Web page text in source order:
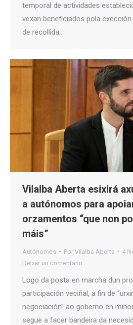
temporal de actividades
vexan beneficiados pola
de recollida…
Vilalba Aberta esixirá
a autónomos para
orzamentos “que non
máis”
Autónomos Por Vilalba Aberta
4
Deixar un comentario
Logo da posta en marcha dun
participación veciñal, a fin de
negociación” ao goberno en
segue a facer bandeira da